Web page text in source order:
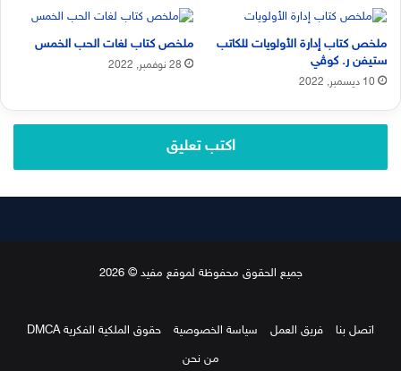
ملخص كتاب إدارة الأولويات للكاتب
ستيفن ر. كوڤي
10 ديسمبر, 2022
ملخص كتاب لغات الحب الخمس
28 نوفمبر, 2022
اكتب تعليق
جميع الحقوق محفوظة لموقع مفيد © 2026
اتصل بنا فريق العمل سياسة الخصوصية
حقوق الملكية الفكرية DMCA
من نحن